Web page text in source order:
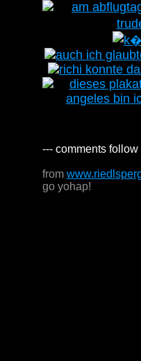
--- comments
from
go yohap!